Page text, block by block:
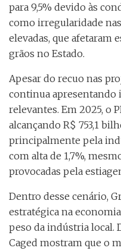
para 9,5% devido às
como irregularidade
elevadas, que afetaram
grãos no Estado.
Apesar do recuo nas
continua apresentando
relevantes. Em 2025, o
alcançando R$ 753,1
principalmente pela
com alta de 1,7%,
provocadas pela
Dentro desse cenário,
estratégica na
peso da indústria local.
Caged mostram que o